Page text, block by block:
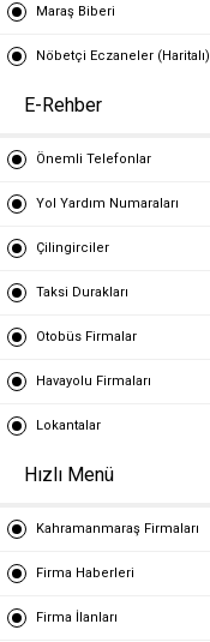
Maraş Biberi
Nöbetçi Eczaneler (Haritalı)
E-Rehber
Önemli Telefonlar
Yol Yardım Numaraları
Çilingirciler
Taksi Durakları
Otobüs Firmalar
Havayolu Firmaları
Lokantalar
Hızlı Menü
Kahramanmaraş Firmaları
Firma Haberleri
Firma İlanları